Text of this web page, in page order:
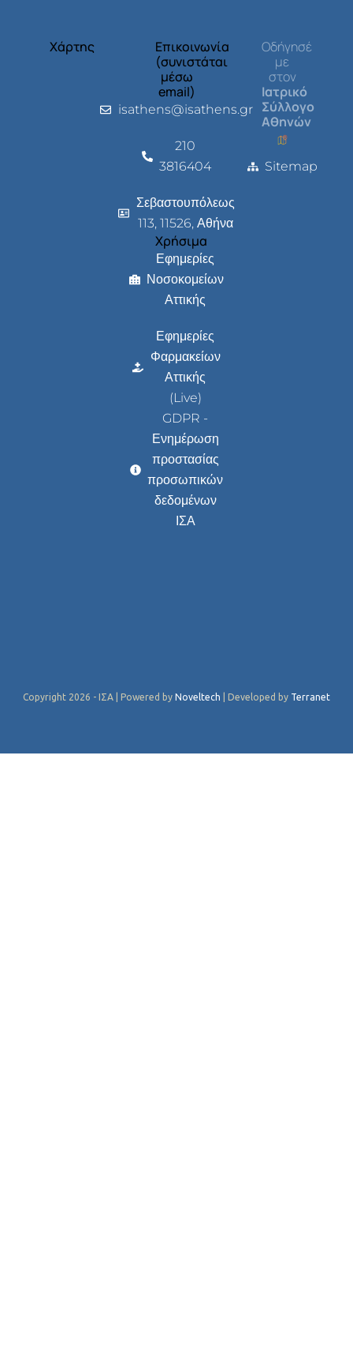
Χάρτης
Επικοινωνία
(συνιστάται
μέσω
email)
isathens@isathens.gr
210
3816404
Σεβαστουπόλεως
113, 11526, Αθήνα
Χρήσιμα
Εφημερίες
Νοσοκομείων
Αττικής
Εφημερίες
Φαρμακείων
Αττικής
(Live)
GDPR -
Ενημέρωση
προστασίας
προσωπικών
δεδομένων
ΙΣΑ
Οδήγησέ
με
στον
Ιατρικό
Σύλλογο
Αθηνών
Sitemap
Copyright 2026 - ΙΣΑ | Powered by Noveltech | Developed by Terranet